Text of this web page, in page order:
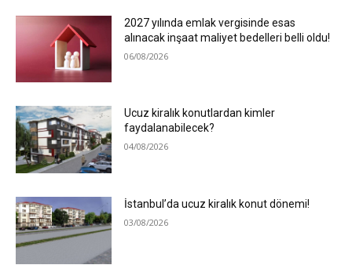
2027 yılında emlak vergisinde esas
alınacak inşaat maliyet bedelleri belli oldu!
06/08/2026
Ucuz kiralık konutlardan kimler
faydalanabilecek?
04/08/2026
İstanbul’da ucuz kiralık konut dönemi!
03/08/2026